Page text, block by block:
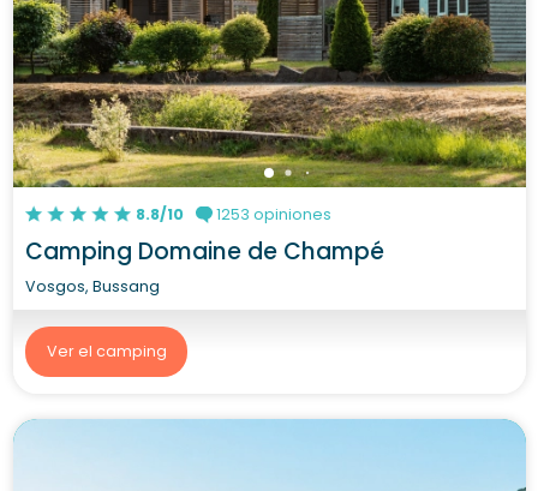
8.8/10 1253 opiniones
Camping Domaine de Champé
Vosgos, Bussang
Ver el camping